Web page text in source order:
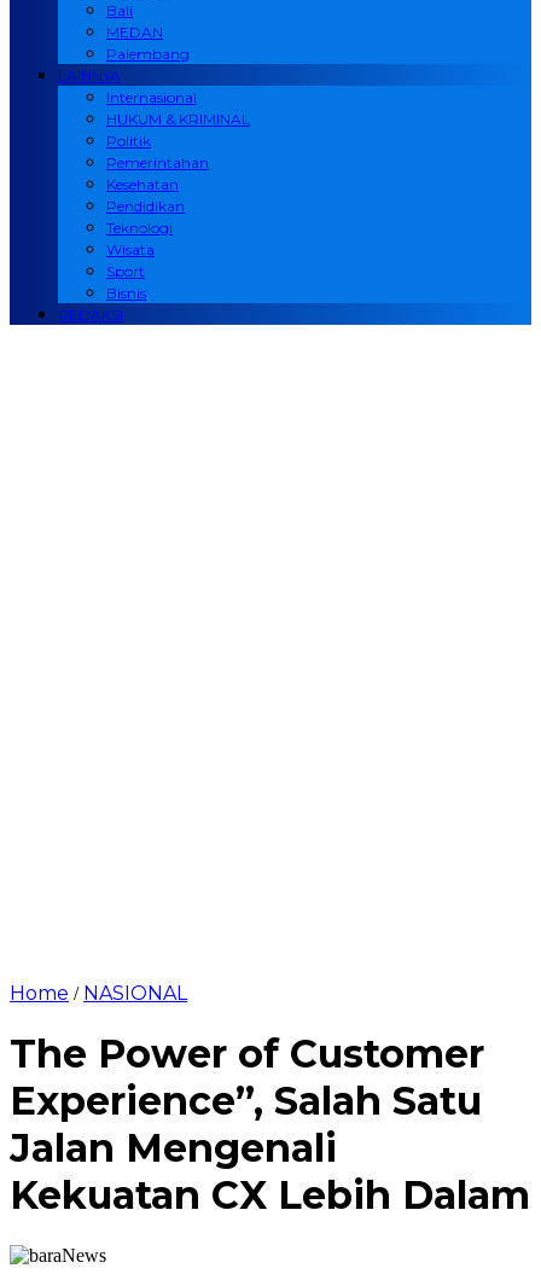
Bali
MEDAN
Palembang
LAINNYA
Internasional
HUKUM & KRIMINAL
Politik
Pemerintahan
Kesehatan
Pendidikan
Teknologi
Wisata
Sport
Bisnis
REDAKSI
Home / NASIONAL
The Power of Customer
Experience”, Salah Satu
Jalan Mengenali
Kekuatan CX Lebih Dalam